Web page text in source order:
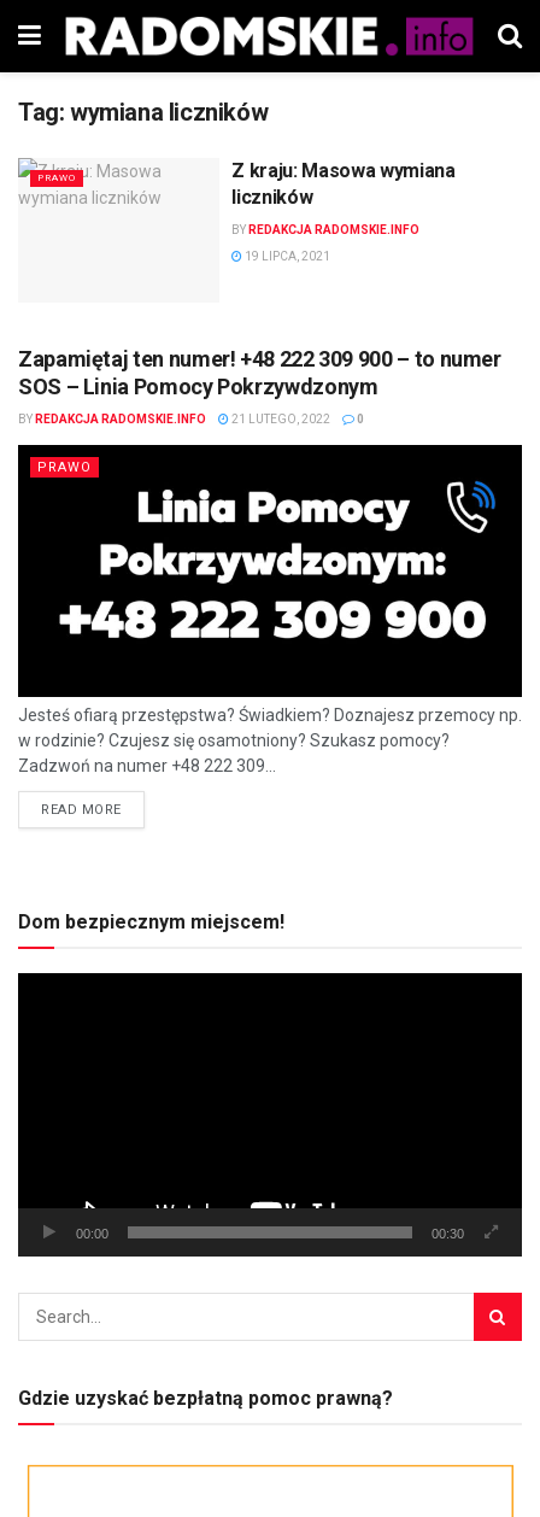
Tag: wymiana liczników
PRAWO
Z kraju: Masowa wymiana
liczników
BY REDAKCJA RADOMSKIE.INFO
19 LIPCA, 2021
Zapamiętaj ten numer! +48 222 309 900 – to numer
SOS – Linia Pomocy Pokrzywdzonym
BY REDAKCJA RADOMSKIE.INFO 21 LUTEGO, 2022 0
PRAWO
Jesteś ofiarą przestępstwa? Świadkiem? Doznajesz przemocy np.
w rodzinie? Czujesz się osamotniony? Szukasz pomocy?
Zadzwoń na numer +48 222 309...
READ MORE
Dom bezpiecznym miejscem!
00:00 00:30
Gdzie uzyskać bezpłatną pomoc prawną?